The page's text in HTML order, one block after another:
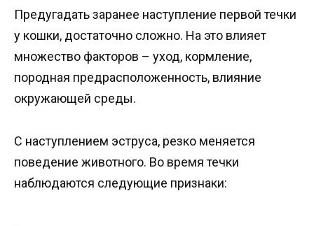
Предугадать заранее наступление первой течки
у кошки, достаточно сложно. На это влияет
множество факторов – уход, кормление,
породная предрасположенность, влияние
окружающей среды.
С наступлением эструса, резко меняется
поведение животного. Во время течки
наблюдаются следующие признаки: